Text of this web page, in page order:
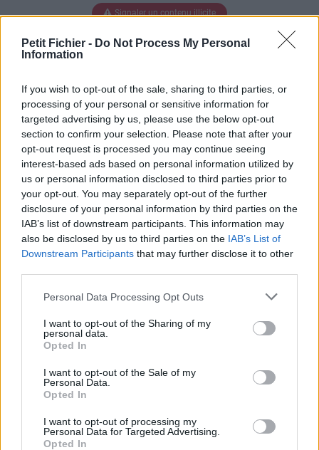
Petit Fichier - Do Not Process My Personal
Information
If you wish to opt-out of the sale, sharing to third parties, or
processing of your personal or sensitive information for
targeted advertising by us, please use the below opt-out
section to confirm your selection. Please note that after your
opt-out request is processed you may continue seeing
interest-based ads based on personal information utilized by
us or personal information disclosed to third parties prior to
your opt-out. You may separately opt-out of the further
disclosure of your personal information by third parties on the
IAB’s list of downstream participants. This information may
also be disclosed by us to third parties on the IAB’s List of
Downstream Participants that may further disclose it to other
Personal Data Processing Opt Outs
I want to opt-out of the Sharing of my
personal data.
Opted In
I want to opt-out of the Sale of my
Personal Data.
Opted In
I want to opt-out of processing my
Personal Data for Targeted Advertising.
Opted In
Signaler un contenu illicite
Fichiers publics:20262025 20242023 2022 2021 2020 20192018
2017
Mentions légales
Conditions d'utilisation
Charte de Confidentialité / RGPD
Paramètres de confidentialité
Contact Webmaster
Petit-Fichier.fr est utilisateur et contributeur actif du projet
Protection Copyright.